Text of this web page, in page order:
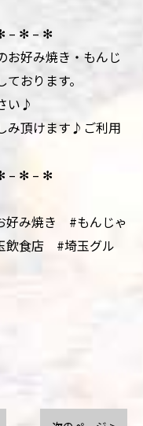
– ✻ – ✻
お好み焼き・もんじ
おります。
い♪
み頂けます♪ご利用
– ✻ – ✻
み焼き #もんじゃ
食店 #埼玉グル